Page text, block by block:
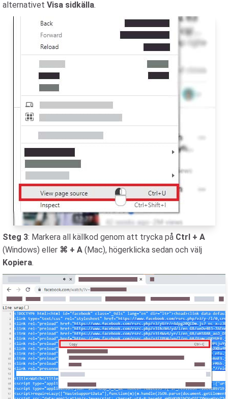
alternativet Visa sidkälla.
Steg 3: Markera all källkod genom att trycka på Ctrl + A
(Windows) eller ⌘ + A (Mac), högerklicka sedan och välj
Kopiera.